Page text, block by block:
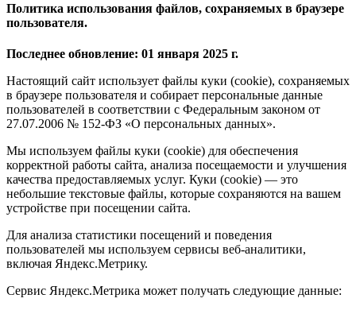
Политика использования файлов, сохраняемых в браузере
пользователя.
Последнее обновление: 01 января 2025 г.
Настоящий сайт использует файлы куки (cookie), сохраняемых
в браузере пользователя и собирает персональные данные
пользователей в соответствии с Федеральным законом от
27.07.2006 № 152-ФЗ «О персональных данных».
Мы используем файлы куки (cookie) для обеспечения
корректной работы сайта, анализа посещаемости и улучшения
качества предоставляемых услуг. Куки (cookie) — это
небольшие текстовые файлы, которые сохраняются на вашем
устройстве при посещении сайта.
Для анализа статистики посещений и поведения
пользователей мы используем сервисы веб-аналитики,
включая Яндекс.Метрику.
Сервис Яндекс.Метрика может получать следующие данные: